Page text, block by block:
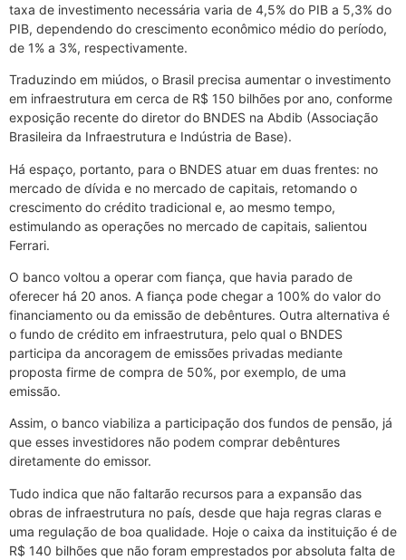
taxa de investimento necessária varia de 4,5% do PIB a 5,3% do
PIB, dependendo do crescimento econômico médio do período,
de 1% a 3%, respectivamente.
Traduzindo em miúdos, o Brasil precisa aumentar o investimento
em infraestrutura em cerca de R$ 150 bilhões por ano, conforme
exposição recente do diretor do BNDES na Abdib (Associação
Brasileira da Infraestrutura e Indústria de Base).
Há espaço, portanto, para o BNDES atuar em duas frentes: no
mercado de dívida e no mercado de capitais, retomando o
crescimento do crédito tradicional e, ao mesmo tempo,
estimulando as operações no mercado de capitais, salientou
Ferrari.
O banco voltou a operar com fiança, que havia parado de
oferecer há 20 anos. A fiança pode chegar a 100% do valor do
financiamento ou da emissão de debêntures. Outra alternativa é
o fundo de crédito em infraestrutura, pelo qual o BNDES
participa da ancoragem de emissões privadas mediante
proposta firme de compra de 50%, por exemplo, de uma
emissão.
Assim, o banco viabiliza a participação dos fundos de pensão, já
que esses investidores não podem comprar debêntures
diretamente do emissor.
Tudo indica que não faltarão recursos para a expansão das
obras de infraestrutura no país, desde que haja regras claras e
uma regulação de boa qualidade. Hoje o caixa da instituição é de
R$ 140 bilhões que não foram emprestados por absoluta falta de